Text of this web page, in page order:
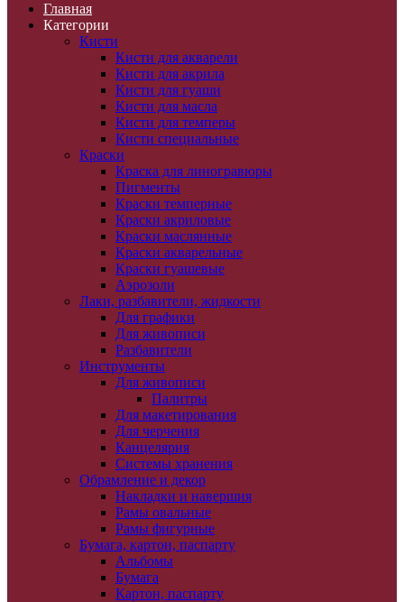
Главная
Категории
Кисти
Кисти для акварели
Кисти для акрила
Кисти для гуаши
Кисти для масла
Кисти для темперы
Кисти специальные
Краски
Краска для линогравюры
Пигменты
Краски темперные
Краски акриловые
Краски маслянные
Краски акварельные
Краски гуашевые
Аэрозоли
Лаки, разбавители, жидкости
Для графики
Для живописи
Разбавители
Инструменты
Для живописи
Палитры
Для макетирования
Для черчения
Канцелярия
Системы хранения
Обрамление и декор
Накладки и навершия
Рамы овальные
Рамы фигурные
Бумага, картон, паспарту
Альбомы
Бумага
Картон, паспарту